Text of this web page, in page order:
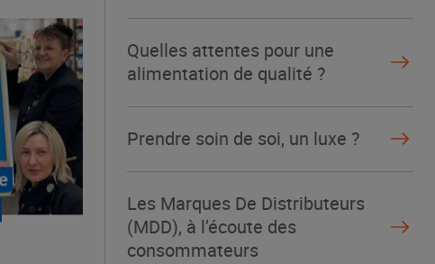
Quelles attentes pour une
alimentation de qualité ?
Prendre soin de soi, un luxe ?
Les Marques De Distributeurs
(MDD), à l’écoute des
consommateurs